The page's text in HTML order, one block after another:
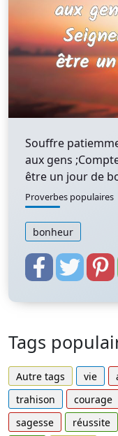
Souffre
aux gens
être un jour de
Proverbes populaires
bonheur
Tags
Autre tags vie
trahison
courage
sagesse
réussite